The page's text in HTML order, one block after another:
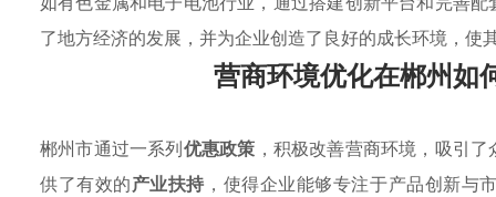
了地方经济的发展，并为企业创造了良好的成长环境，使
营商环境优化在郴州如
郴州市通过一系列优惠政策 ，积极改善营商环境，吸引
供了有效的产业扶持 ，使得企业能够专注于产品创新与